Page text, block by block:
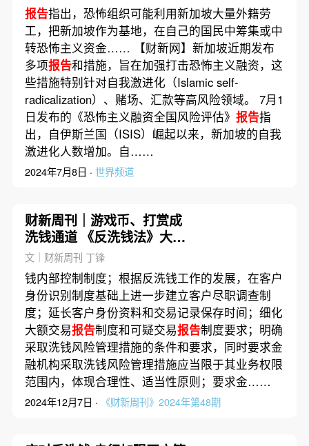
报告指出，恐怖组织可能利用新加坡大量外籍劳
工，把新加坡作为基地，在自己的国民中筹集或中
转恐怖主义资金…… 【财新网】新加坡近期发布
多项报告和措施，旨在加强打击恐怖主义融资，这
些措施特别针对自我激进化（Islamic self-
radicalization）、赌场、汇款等高风险领域。 7月1
日发布的《恐怖主义融资全国风险评估》 报告指
出，自伊斯兰国（ISIS）崛起以来，新加坡的自我
激进化人数增加。自……
2024年7月8日 · 世界频道
财新周刊｜游戏币、打赏成
洗钱通道 《反洗钱法》大修
应对挑战
文｜财新周刊 丁锋
钱内部控制制度；根据反洗钱工作的发展，在客户
身份识别制度基础上进一步建立客户尽职调查制
度；延长客户身份资料和交易记录保存时间；细化
大额交易报告制度和可疑交易报告制度要求；明确
采取洗钱风险管理措施的条件和要求，同时要求金
融机构采取洗钱风险管理措施应当限于其业务权限
范围内，体现合理性、适当性原则；要求金……
2024年12月7日 · 《财新周刊》2024年第48期